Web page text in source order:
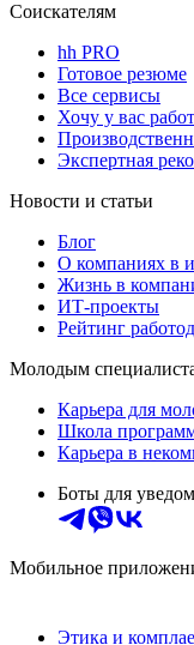
Соискателям
hh PRO
Готовое резюме
Все сервисы
Хочу у вас
Экспертная
Новости и статьи
Блог
О компаниях в
Жизнь в
ИТ-проекты
Рейтинг
Молодым
Карьера для
Школа
Карьера в
Боты для
Мобильное
Этика и